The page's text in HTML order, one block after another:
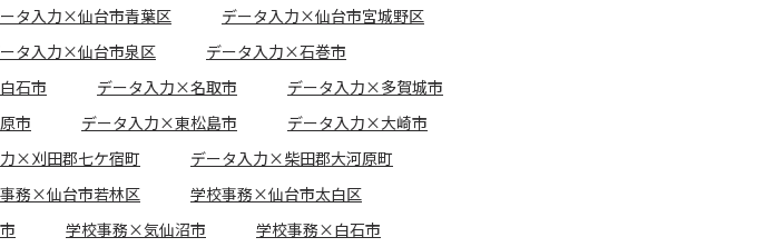
タ入力×仙台市青葉区
データ入力×仙台市宮城野区
タ入力×仙台市泉区
データ入力×石巻市
石市 データ入力×名取市
データ入力×多賀城市
市 データ入力×東松島市
データ入力×大崎市
×刈田郡七ケ宿町
データ入力×柴田郡大河原町
務×仙台市若林区
学校事務×仙台市太白区
学校事務×気仙沼市
学校事務×白石市